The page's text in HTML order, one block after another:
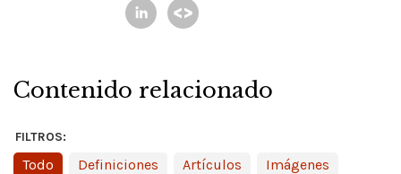
Contenido relacionado
FILTROS:
Todo Definiciones Artículos Imágenes